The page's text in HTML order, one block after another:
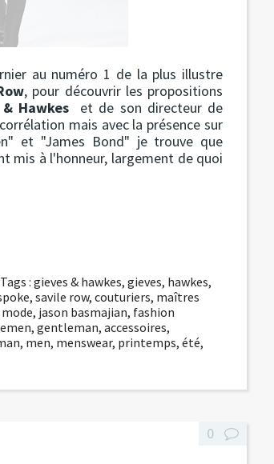
au numéro 1 de la plus illustre
, pour découvrir les propositions
Hawkeset de son directeur de
mais avec la présence sur
et "James Bond" je trouve que
mis à l'honneur, largement de quoi
Tags :gieves & hawkes,gieves, hawkes,
, savile row, couturiers, maîtres
mode, jason basmajian, fashion
, gentleman, accessoires,
, men, menswear, printemps, été,
0